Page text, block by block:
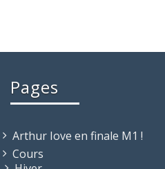
Pages
Arthur Iove en finale M1 !
Cours